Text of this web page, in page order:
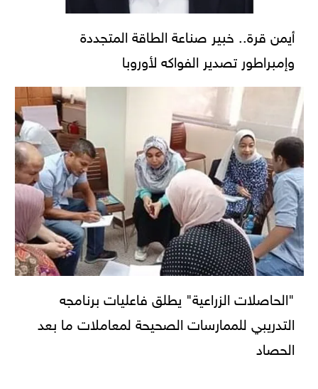
أيمن قرة.. خبير صناعة الطاقة المتجددة
وإمبراطور تصدير الفواكه لأوروبا
"الحاصلات الزراعية" يطلق فاعليات برنامجه
التدريبي للممارسات الصحيحة لمعاملات ما بعد
الحصاد